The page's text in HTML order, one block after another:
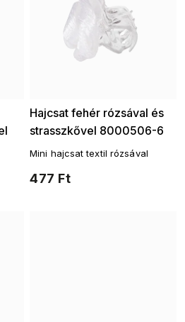
Hajcsat fehér rózsával és
strasszkővel 8000506-6
477 Ft
Mini hajcsat textil rózsával